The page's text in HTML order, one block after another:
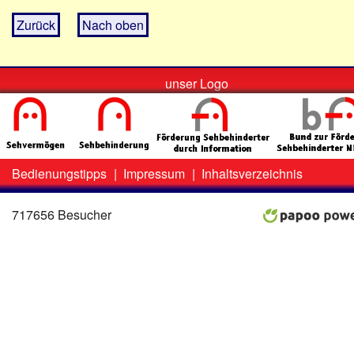
Zurück Nach oben
unser Logo
Zweit-
Menü
Bedienungstipps | Impressum | Inhaltsverzeichnis
717656 Besucher